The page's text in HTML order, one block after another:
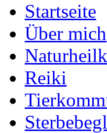
Startseite
Über mich
Reiki